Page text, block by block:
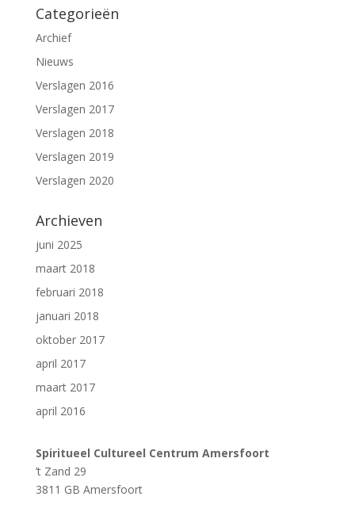
Categorieën
Archief
Nieuws
Verslagen 2016
Verslagen 2017
Verslagen 2018
Verslagen 2019
Verslagen 2020
Archieven
juni 2025
maart 2018
februari 2018
januari 2018
oktober 2017
april 2017
maart 2017
april 2016
Spiritueel Cultureel Centrum Amersfoort
’t Zand 29
3811 GB Amersfoort